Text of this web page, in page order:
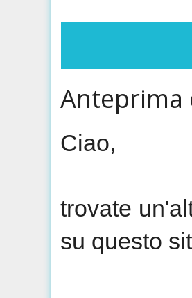
Anteprima
Ciao,
trovate
su questo